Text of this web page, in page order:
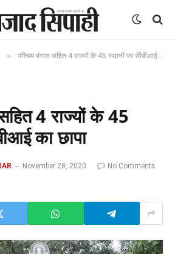
» पश्चिम बंगाल सहित 4 राज्यों के 45 स्थानों पर सीबीआई का छापा
4 राज्यों के 45
का छापा
November 28, 2020
No Comments